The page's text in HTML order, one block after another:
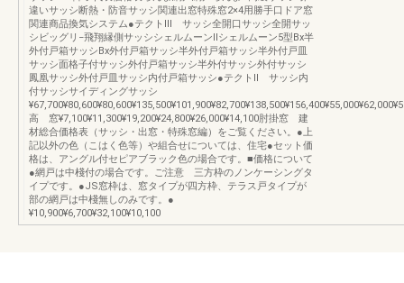
違いサッシ断熱・防音サッシ関連出窓特殊窓2×4用勝手口ドア窓
関連商品換気システム●テクトⅢ サッシ全開口サッシ全開サッ
シビッグリ−飛翔縁側サッシシェルムーンⅡシェルムーン5型Bx半
外付戸箱サッシBx外付戸箱サッシ半外付戸箱サッシ半外付戸皿
サッシ面格子付サッシ外付戸箱サッシ半外付サッシ外付サッシ
鳳凰サッシ外付戸皿サッシ内付戸箱サッシ●テクトⅡ サッシ内
付サッシサイディングサッシ
高 窓¥7,100¥11,300¥19,200¥24,800¥26,000¥14,100肘掛窓 建
材総合価格表（サッシ・出窓・特殊窓編）をご覧ください。●上
記以外の色（こはく色等）や組合せについては、住宅●セット価
格は、アングル付セピアブラック色の場合です。■価格について
●網戸は中棧付の場合です。ご注意 三方枠のノンケーシングタ
イプです。●JS窓枠は、窓タイプが四方枠、テラス戸タイプが
部の網戸は中棧無しのみです。●
¥10,900¥6,700¥32,100¥10,100